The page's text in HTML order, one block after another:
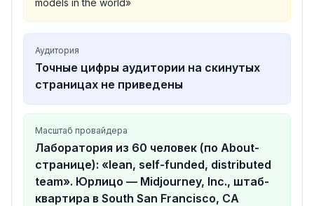
models in the world»
Аудитория
Точные цифры аудитории на скинутых
страницах не приведены
Масштаб провайдера
Лаборатория из 60 человек (по About-
странице): «lean, self-funded, distributed
team». Юрлицо — Midjourney, Inc., штаб-
квартира в South San Francisco, CA